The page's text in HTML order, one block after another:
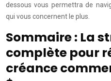
dessous vous permettra de
qui vous concernent le plus.
Sommaire : La
complète pour
créance